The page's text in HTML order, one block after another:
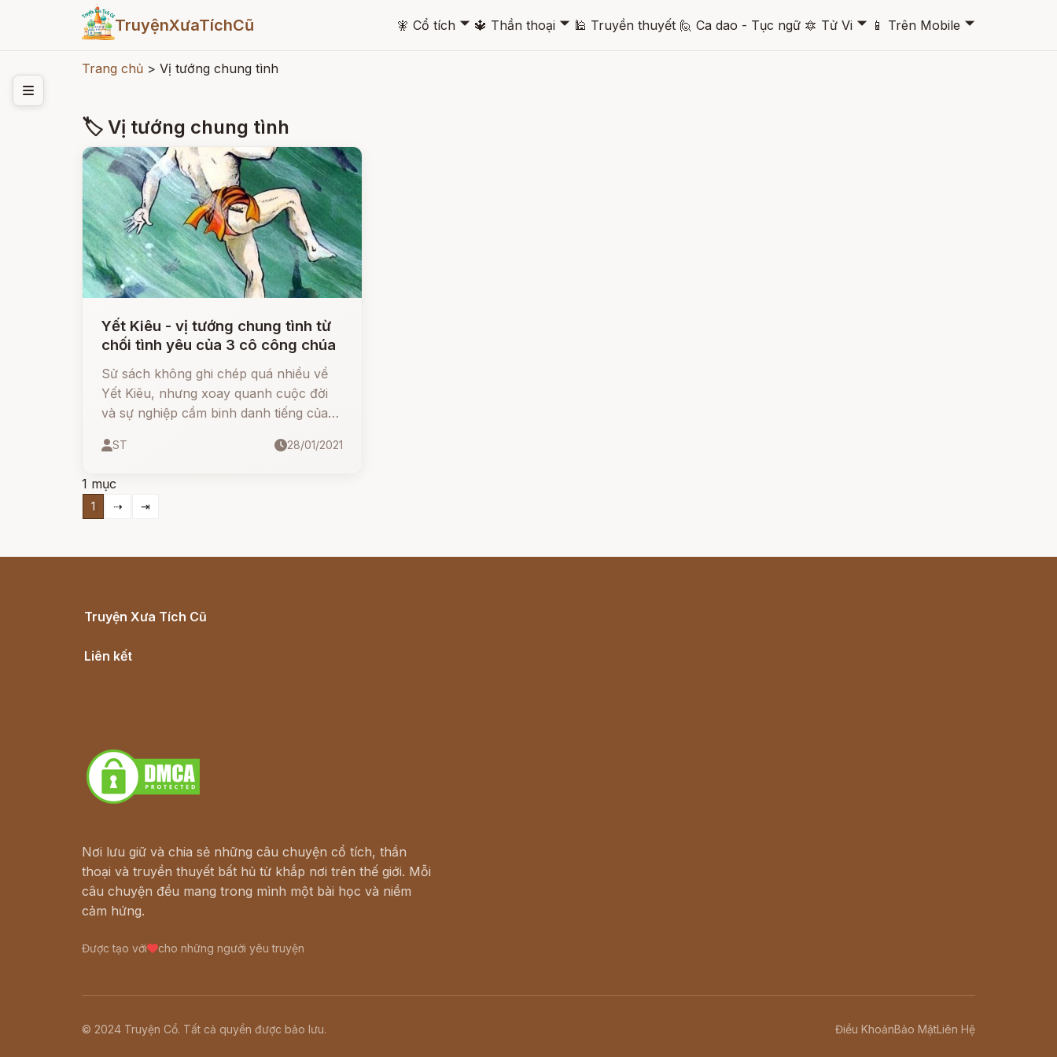
TruyệnXưaTíchCũ 🧚 Cổ tích 🞃 🔱 Thần thoại 🞃 🕌 Truyền thuyết 🙋 Ca dao - Tục ngữ 🔯 Tử Vi 🞃 📱 Trên Mobile 🞃
Trang chủ > Vị tướng chung tình
🏷 Vị tướng chung tình
Yết Kiêu - vị tướng chung tình từ
chối tình yêu của 3 cô công chúa
Sử sách không ghi chép quá nhiều về
Yết Kiêu, nhưng xoay quanh cuộc đời
và sự nghiệp cầm binh danh tiếng của
chuyện đầy màu sắc huyền bí được
thấy được sự ngưỡng mộ và kính trọng
về khả năng bơi lội được ví "nhập thuỷ
ST 28/01/2021
1 mục
1 ⇢ ⇥
Truyện Xưa Tích Cũ
Liên kết
Nơi lưu giữ và chia sẻ những câu chuyện cổ tích, thần
thoại và truyền thuyết bất hủ từ khắp nơi trên thế giới. Mỗi
câu chuyện đều mang trong mình một bài học và niềm
cảm hứng.
Được tạo với cho những người yêu truyện
© 2024 Truyện Cổ. Tất cả quyền được bảo lưu. Điều KhoảnBảo MậtLiên Hệ